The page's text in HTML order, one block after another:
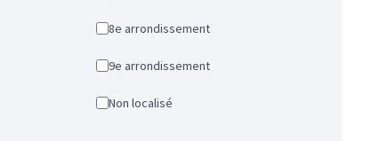
8e arrondissement
9e arrondissement
Non localisé